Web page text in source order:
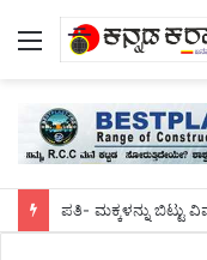
Menu